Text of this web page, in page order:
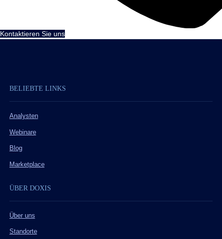
Kontaktieren Sie uns
BELIEBTE LINKS
Analysten
Webinare
Blog
Marketplace
ÜBER DOXIS
Über uns
Standorte